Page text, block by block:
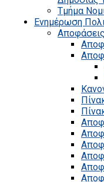
Τμήμα
Ενημέρωση
Αποφάσεις